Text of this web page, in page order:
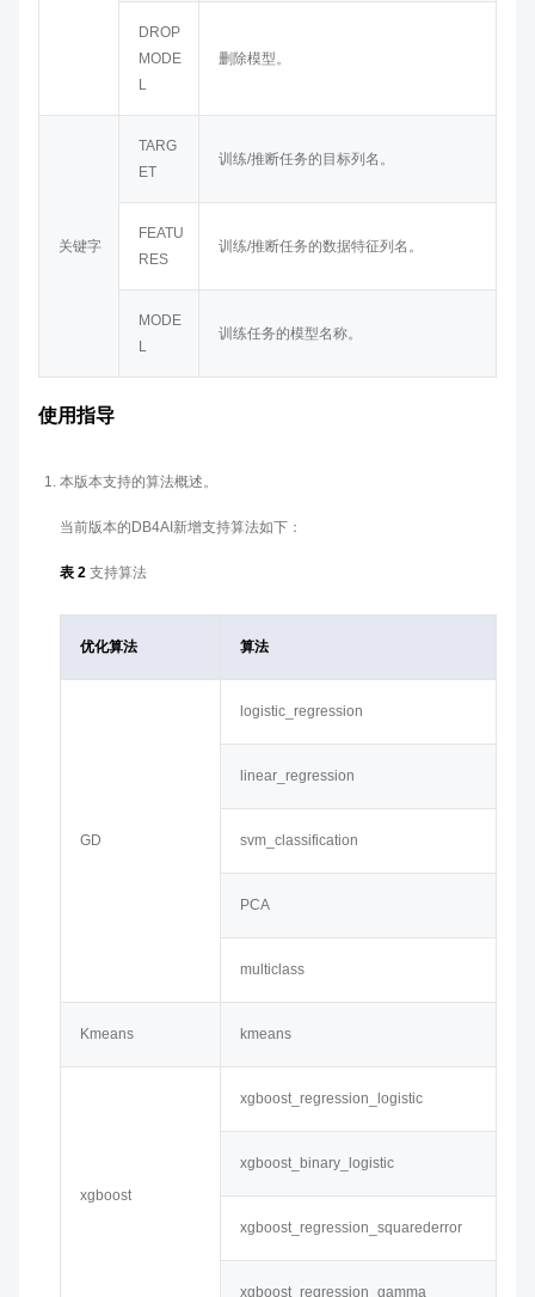
DROP
MODE
L
删除模型。
关键字
TARG
ET
训练/推断任务的目标列名。
FEATU
RES
训练/推断任务的数据特征列名。
MODE
L
训练任务的模型名称。
使用指导
本版本支持的算法概述。
当前版本的DB4AI新增支持算法如下：
表 2 支持算法
优化算法 算法
GD
logistic_regression
linear_regression
svm_classification
PCA
multiclass
Kmeans kmeans
xgboost
xgboost_regression_logistic
xgboost_binary_logistic
xgboost_regression_squarederror
xgboost_regression_gamma